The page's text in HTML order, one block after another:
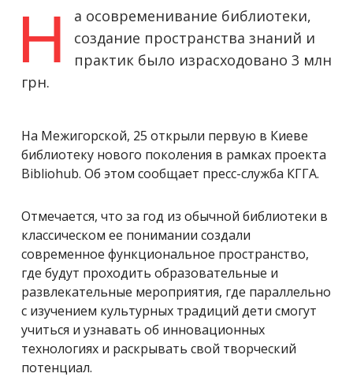
Н
а осовременивание библиотеки,
создание пространства знаний и
практик было израсходовано 3 млн
грн.
На Межигорской, 25 открыли первую в Киеве
библиотеку нового поколения в рамках проекта
Bibliohub. Об этом сообщает пресс-служба КГГА.
Отмечается, что за год из обычной библиотеки в
классическом ее понимании создали
современное функциональное пространство,
где будут проходить образовательные и
развлекательные мероприятия, где параллельно
с изучением культурных традиций дети смогут
учиться и узнавать об инновационных
технологиях и раскрывать свой творческий
потенциал.